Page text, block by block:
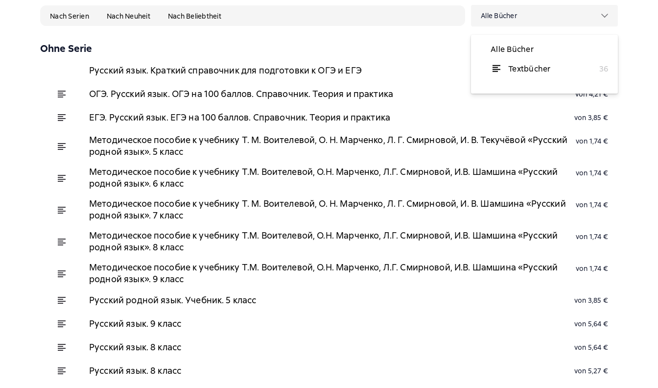
Nach Serien Nach Neuheit Nach Beliebtheit Alle Bücher
Alle Bücher
Textbücher
36
Ohne Serie
Русский язык. Краткий справочник для подготовки к ОГЭ и ЕГЭ von 2,63 €
ОГЭ. Русский язык. ОГЭ на 100 баллов. Справочник. Теория и практика von 4,21 €
ЕГЭ. Русский язык. ЕГЭ на 100 баллов. Справочник. Теория и практика von 3,85 €
Методическое пособие к учебнику Т. М. Воителевой, О. Н. Марченко, Л. Г. Смирновой, И. В. Текучёвой «Русский
родной язык». 5 класс
von 1,74 €
Методическое пособие к учебнику Т.М. Воителевой, О.Н. Марченко, Л.Г. Смирновой, И.В. Шамшина «Русский
родной язык». 6 класс
von 1,74 €
Методическое пособие к учебнику Т. М. Воителевой, О. Н. Марченко, Л. Г. Смирновой, И. В. Шамшина «Русский
родной язык». 7 класс
von 1,74 €
Методическое пособие к учебнику Т.М. Воителевой, О.Н. Марченко, Л.Г. Смирновой, И.В. Шамшина «Русский
родной язык». 8 класс
von 1,74 €
Методическое пособие к учебнику Т.М. Воителевой, О.Н. Марченко, Л.Г. Смирновой, И.В. Шамшина «Русский
родной язык». 9 класс
von 1,74 €
Русский родной язык. Учебник. 5 класс von 3,85 €
Русский язык. 9 класс von 5,64 €
Русский язык. 8 класс von 5,64 €
Русский язык. 8 класс von 5,27 €